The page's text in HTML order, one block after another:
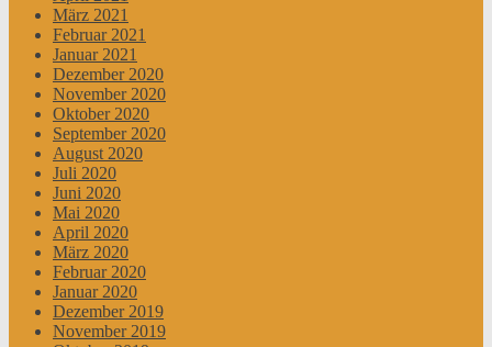
März 2021
Februar 2021
Januar 2021
Dezember 2020
November 2020
Oktober 2020
September 2020
August 2020
Juli 2020
Juni 2020
Mai 2020
April 2020
März 2020
Februar 2020
Januar 2020
Dezember 2019
November 2019